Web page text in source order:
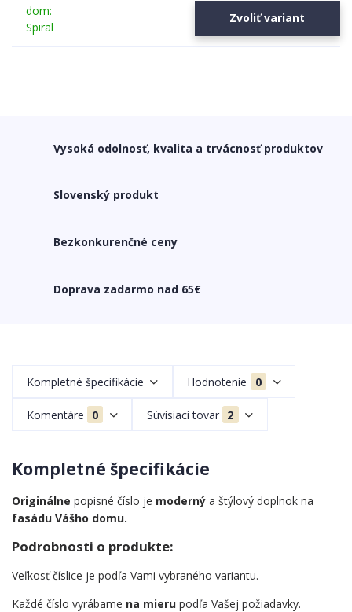
Zvoliť variant
Vysoká odolnosť, kvalita a trvácnosť produktov
Slovenský produkt
Bezkonkurenčné ceny
Doprava zadarmo nad 65€
Kompletné špecifikácie Hodnotenie 0
Komentáre 0 Súvisiaci tovar 2
Kompletné špecifikácie
Originálne popisné číslo je moderný a štýlový doplnok na
fasádu Vášho domu.
Podrobnosti o produkte:
Veľkosť číslice je podľa Vami vybraného variantu.
Každé číslo vyrábame na mieru podľa Vašej požiadavky.